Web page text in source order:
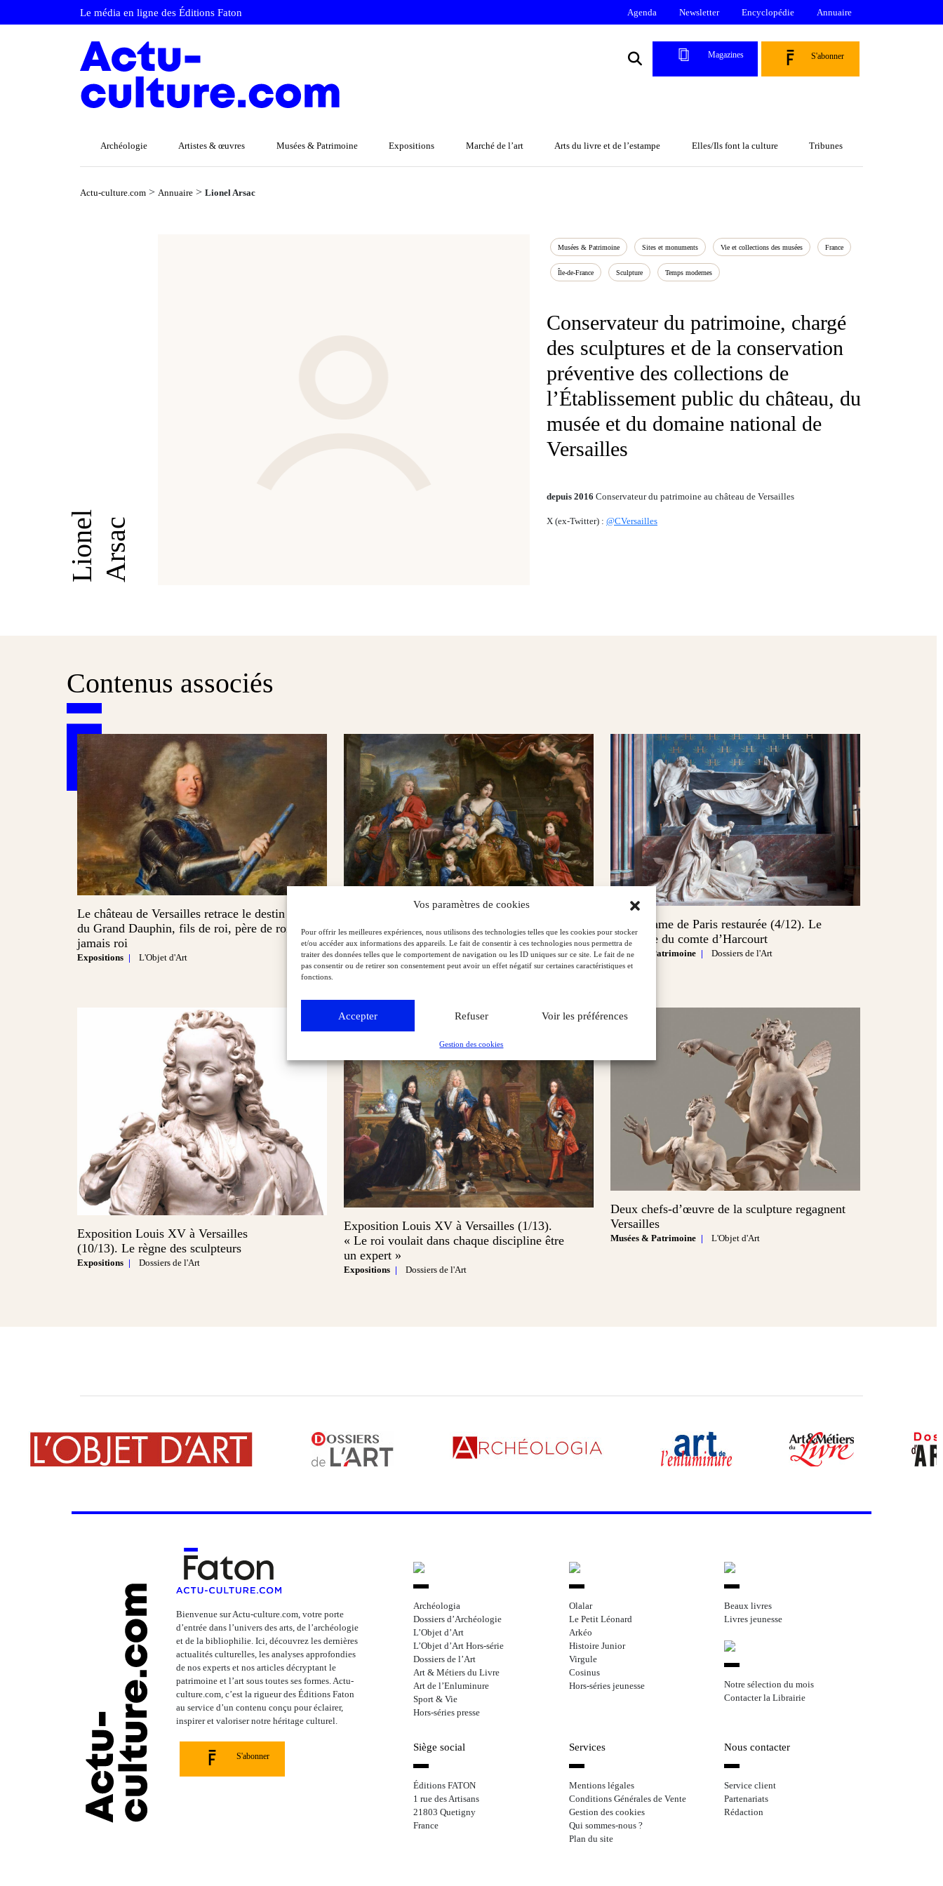
Vos paramètres de cookies
Pour offrir les meilleures expériences, nous utilisons des technologies telles que les cookies pour stocker
et/ou accéder aux informations des appareils. Le fait de consentir à ces technologies nous permettra de
traiter des données telles que le comportement de navigation ou les ID uniques sur ce site. Le fait de ne
pas consentir ou de retirer son consentement peut avoir un effet négatif sur certaines caractéristiques et
fonctions.
Accepter Refuser Voir les préférences
Gestion des cookies
Le média en ligne des Éditions Faton Agenda Newsletter Encyclopédie Annuaire
Magazines S'abonner
Archéologie Artistes & œuvres Musées & Patrimoine Expositions Marché de l’art Arts du livre et de l’estampe Elles/Ils font la culture Tribunes
Actu-culture.com > Annuaire > Lionel Arsac
Lionel Arsac
Musées & Patrimoine Sites et monuments Vie et collections des musées France
Île-de-France Sculpture Temps modernes
Conservateur du patrimoine, chargé
des sculptures et de la conservation
préventive des collections de
l’Établissement public du château, du
musée et du domaine national de
Versailles
depuis 2016 Conservateur du patrimoine au château de Versailles
X (ex-Twitter) : @CVersailles
Contenus associés
Le château de Versailles retrace le destin brisé
du Grand Dauphin, fils de roi, père de roi et
jamais roi
Expositions L'Objet d'Art
Avant‑première versaillaise : un touchant
chef‑d’œuvre de Mignard retrouve son éclat en
amont de l’exposition sur le Grand Dauphin
Notre‑Dame de Paris restaurée (4/12). Le
mausolée du comte d’Harcourt
Musées & Patrimoine Dossiers de l'Art
Exposition Louis XV à Versailles
(10/13). Le règne des sculpteurs
Expositions Dossiers de l'Art
Exposition Louis XV à Versailles (1/13).
« Le roi voulait dans chaque discipline être
un expert »
Expositions Dossiers de l'Art
Deux chefs‑d’œuvre de la sculpture regagnent
Versailles
Musées & Patrimoine L'Objet d'Art
Bienvenue sur Actu-culture.com, votre porte
d’entrée dans l’univers des arts, de l’archéologie
et de la bibliophilie. Ici, découvrez les dernières
actualités culturelles, les analyses approfondies
de nos experts et nos articles décryptant le
patrimoine et l’art sous toutes ses formes. Actu-
culture.com, c’est la rigueur des Éditions Faton
au service d’un contenu conçu pour éclairer,
inspirer et valoriser notre héritage culturel.
S'abonner
Archéologia
Dossiers d’Archéologie
L’Objet d’Art
L’Objet d’Art Hors-série
Dossiers de l’Art
Art & Métiers du Livre
Art de l’Enluminure
Sport & Vie
Hors-séries presse
Olalar
Le Petit Léonard
Arkéo
Histoire Junior
Virgule
Cosinus
Hors-séries jeunesse
Beaux livres
Livres jeunesse
Notre sélection du mois
Contacter la Librairie
Siège social
Éditions FATON
1 rue des Artisans
21803 Quetigny
France
Services
Mentions légales
Conditions Générales de Vente
Gestion des cookies
Qui sommes-nous ?
Plan du site
Nous contacter
Service client
Partenariats
Rédaction